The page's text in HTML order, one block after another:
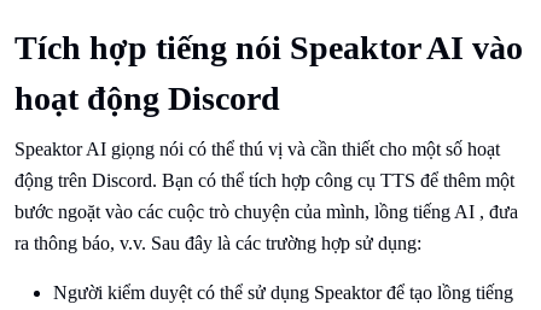
Tích hợp tiếng nói Speaktor AI vào
hoạt động Discord
Speaktor AI giọng nói có thể thú vị và cần thiết cho một số hoạt
động trên Discord. Bạn có thể tích hợp công cụ TTS để thêm một
bước ngoặt vào các cuộc trò chuyện của mình, lồng tiếng AI , đưa
ra thông báo, v.v. Sau đây là các trường hợp sử dụng:
Người kiểm duyệt có thể sử dụng Speaktor để tạo lồng tiếng